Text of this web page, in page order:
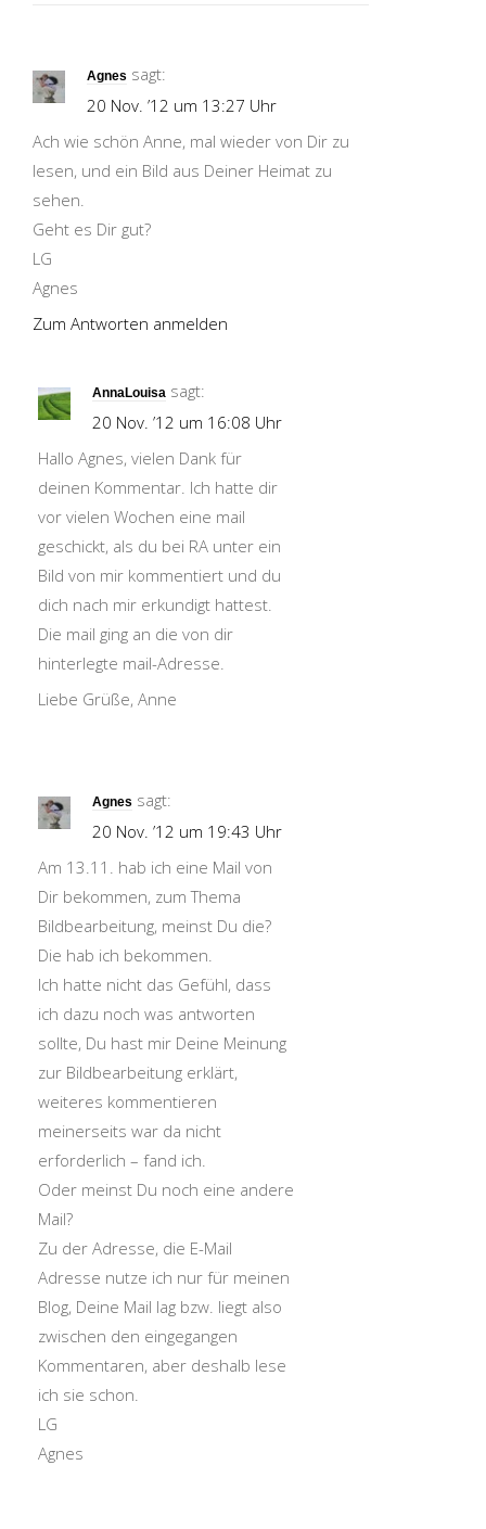
Agnes sagt:
20 Nov. ’12 um 13:27 Uhr
Ach wie schön Anne, mal wieder von Dir zu
lesen, und ein Bild aus Deiner Heimat zu
sehen.
Geht es Dir gut?
LG
Agnes
Zum Antworten anmelden
AnnaLouisa sagt:
20 Nov. ’12 um 16:08 Uhr
Hallo Agnes, vielen Dank für
deinen Kommentar. Ich hatte dir
vor vielen Wochen eine mail
geschickt, als du bei RA unter ein
Bild von mir kommentiert und du
dich nach mir erkundigt hattest.
Die mail ging an die von dir
hinterlegte mail-Adresse.
Liebe Grüße, Anne
Agnes sagt:
20 Nov. ’12 um 19:43 Uhr
Am 13.11. hab ich eine Mail von
Dir bekommen, zum Thema
Bildbearbeitung, meinst Du die?
Die hab ich bekommen.
Ich hatte nicht das Gefühl, dass
ich dazu noch was antworten
sollte, Du hast mir Deine Meinung
zur Bildbearbeitung erklärt,
weiteres kommentieren
meinerseits war da nicht
erforderlich – fand ich.
Oder meinst Du noch eine andere
Mail?
Zu der Adresse, die E-Mail
Adresse nutze ich nur für meinen
Blog, Deine Mail lag bzw. liegt also
zwischen den eingegangen
Kommentaren, aber deshalb lese
ich sie schon.
LG
Agnes